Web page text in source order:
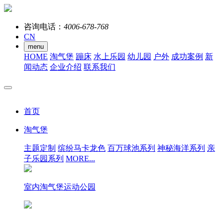
咨询电话： 4006-678-768
CN
menu
HOME 淘气堡 蹦床 水上乐园 幼儿园 户外 成功案例 新
闻动态 企业介绍 联系我们
首页
淘气堡
主题定制 缤纷马卡龙色 百万球池系列 神秘海洋系列 亲
子乐园系列 MORE...
室内淘气堡运动公园